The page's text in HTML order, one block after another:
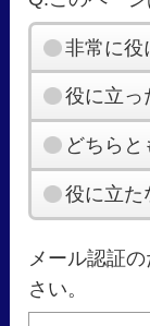
非常に役
役に立っ
どちらと
役に立た
メール認証
さい。